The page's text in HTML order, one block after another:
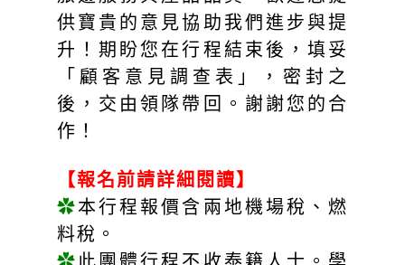
供寶貴的意見協助我們進步與提
升！期盼您在行程結束後，填妥
「顧客意見調查表」，密封之
後，交由領隊帶回。謝謝您的合
作！
【報名前請詳細閱讀】
✿本行程報價含兩地機場稅、燃
料稅。